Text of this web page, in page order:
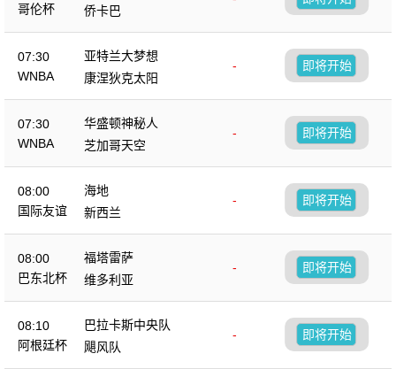
哥伦杯
侨卡巴
07:30
WNBA
亚特兰大梦想
-
康涅狄克太阳
即将开始
07:30
WNBA
华盛顿神秘人
-
芝加哥天空
即将开始
08:00
国际友谊
海地
-
新西兰
即将开始
08:00
巴东北杯
福塔雷萨
-
维多利亚
即将开始
08:10
阿根廷杯
巴拉卡斯中央队
-
飓风队
即将开始